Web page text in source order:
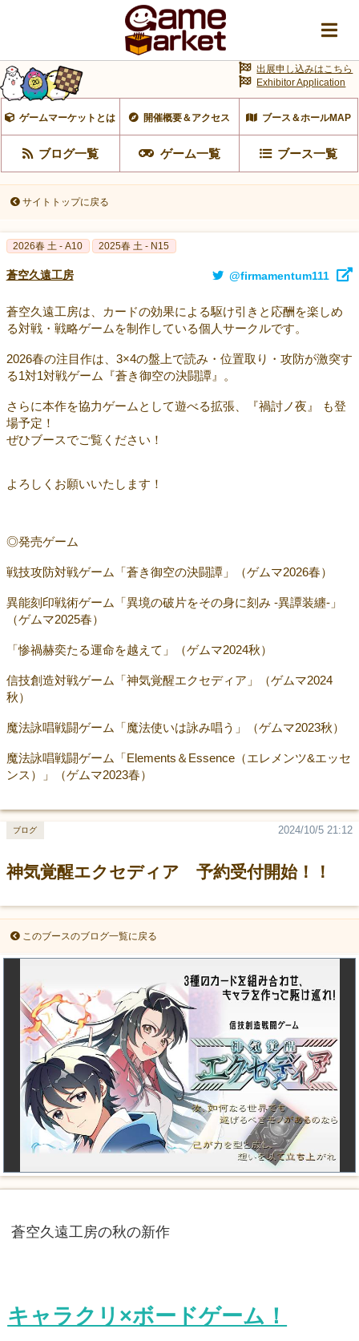
ゲームマーケットとは 開催概要＆アクセス ブース＆ホールMAP
ブログ一覧 ゲーム一覧 ブース一覧
出展申し込みはこちら
Exhibitor Application
サイトトップに戻る
2026春 土 - A10 2025春 土 - N15
蒼空久遠工房 @firmamentum111
蒼空久遠工房は、カードの効果による駆け引きと応酬を楽しめ
る対戦・戦略ゲームを制作している個人サークルです。
2026春の注目作は、3×4の盤上で読み・位置取り・攻防が激突す
る1対1対戦ゲーム『蒼き御空の決闘譚』。
さらに本作を協力ゲームとして遊べる拡張、『禍討ノ夜』 も登
場予定！
ぜひブースでご覧ください！
よろしくお願いいたします！
◎発売ゲーム
戦技攻防対戦ゲーム「蒼き御空の決闘譚」（ゲムマ2026春）
異能刻印戦術ゲーム「異境の破片をその身に刻み -異譚装纏-」
（ゲムマ2025春）
「惨禍赫奕たる運命を越えて」（ゲムマ2024秋）
信技創造対戦ゲーム「神気覚醒エクセディア」（ゲムマ2024
秋）
魔法詠唱戦闘ゲーム「魔法使いは詠み唱う」（ゲムマ2023秋）
魔法詠唱戦闘ゲーム「Elements＆Essence（エレメンツ&エッセ
ンス）」（ゲムマ2023春）
神気覚醒エクセディア 予約受付開始！！
2024/10/5 21:12
ブログ
このブースのブログ一覧に戻る
蒼空久遠工房の秋の新作
キャラクリ×ボードゲーム！